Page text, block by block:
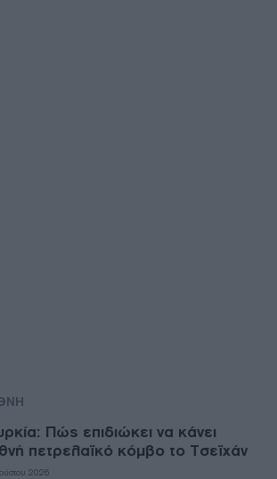
Πώς επιδιώκει να κάνει
πετρελαϊκό κόμβο το Τσεϊχάν
2026